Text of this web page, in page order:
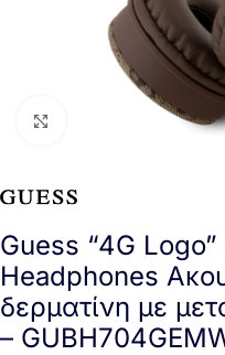
Guess “4G
Headphones
δερματίνη με
–